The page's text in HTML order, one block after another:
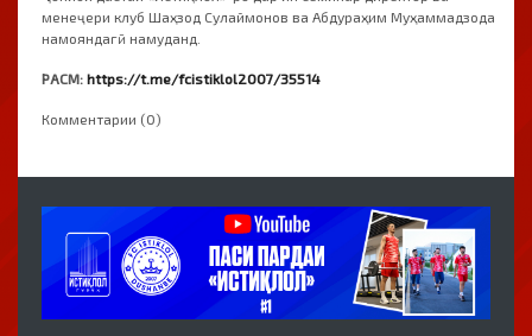
менеҷери клуб Шаҳзод Сулаймонов ва Абдураҳим Муҳаммадзода
намояндагӣ намуданд.
РАСМ: https://t.me/fcistiklol2007/35514
Комментарии (0)